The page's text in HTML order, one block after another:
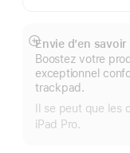
Envie d’en
Boostez votre
exceptionnel
trackpad.
Il se peut que les
iPad Pro.
Afficher
plus